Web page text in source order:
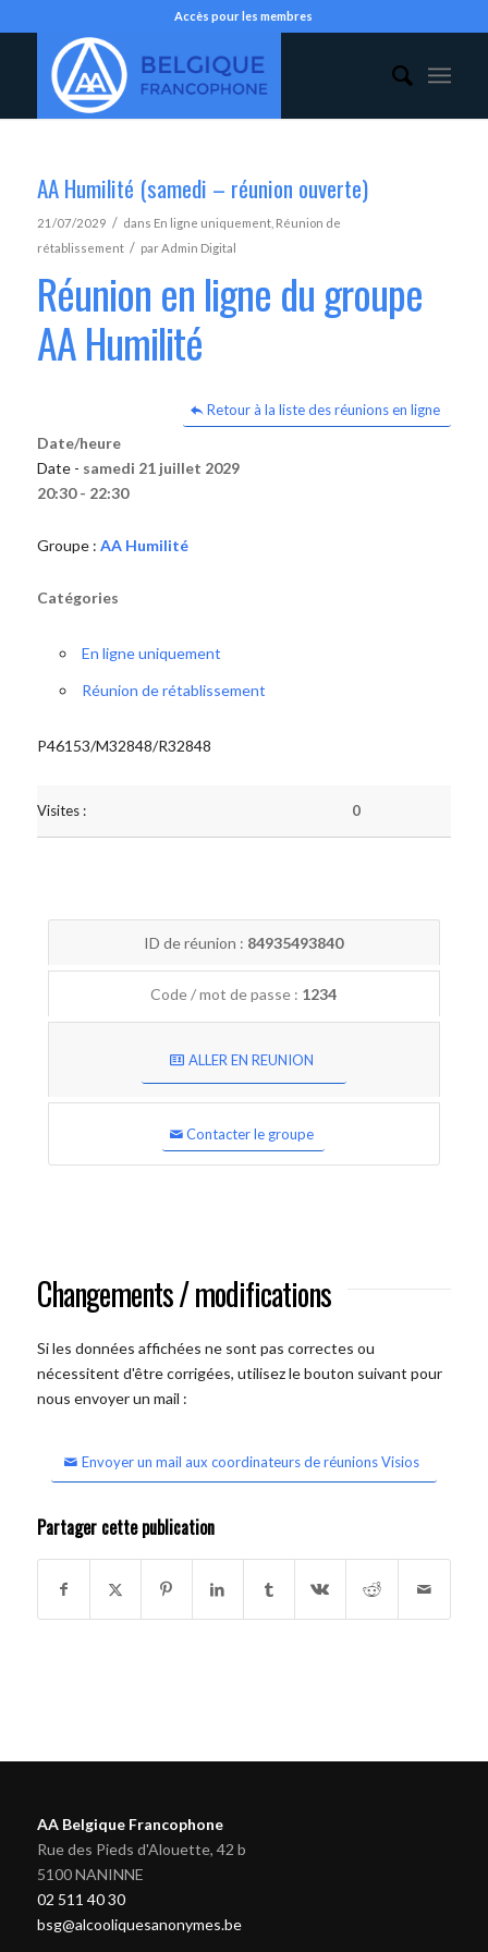
Accès pour les membres
AA Humilité (samedi – réunion ouverte)
21/07/2029 / dans En ligne uniquement, Réunion de
rétablissement / parAdmin Digital
Réunion en ligne du groupe
AA Humilité
Retour à la liste des réunions en ligne
Date/heure
Date - samedi 21 juillet 2029
20:30 - 22:30
Groupe : AA Humilité
Catégories
En ligne uniquement
Réunion de rétablissement
P46153/M32848/R32848
Visites : 0
ID de réunion : 84935493840
Code / mot de passe : 1234
ALLER EN REUNION
Contacter le groupe
Changements / modifications
Si les données affichées ne sont pas correctes ou
nécessitent d'être corrigées, utilisez le bouton suivant pour
nous envoyer un mail :
Envoyer un mail aux coordinateurs de réunions Visios
Partager cette publication
AA Belgique Francophone
Rue des Pieds d'Alouette, 42 b
5100 NANINNE
02 511 40 30
bsg@alcooliquesanonymes.be